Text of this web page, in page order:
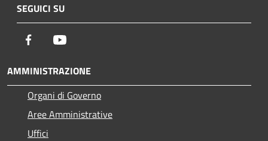
SEGUICI SU
Facebook
AMMINISTRAZIONE
Organi di Governo
Aree Amministrative
Uffici